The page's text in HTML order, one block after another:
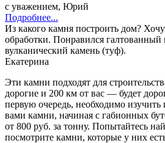
с уважением, Юрий
Подробнее...
Из какого камня построить дом?
обработки. Понравился галтованный
вулканический камень (туф).
Екатерина
Эти камни подходят для
дорогие и 200 км от вас — будет
первую очередь, необходимо
вами камни, начиная с габионных
от 800 руб. за тонну. Попытайтесь
посмотрите камни, которые у них